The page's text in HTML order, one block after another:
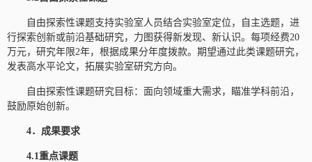
自由探索性课题支持实验室人员结合实验室定位，自主选题，进
行探索创新或前沿基础研究，力图获得新发现、新认识。每项经费20
万元，研究年限2年，根据成果分年度拨款。期望通过此类课题研究，
发表高水平论文，拓展实验室研究方向。
自由探索性课题研究目标：面向领域重大需求，瞄准学科前沿，
鼓励原始创新。
4．成果要求
4.1重点课题